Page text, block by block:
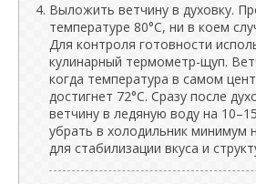
Выложить ветчину в духовку.
температуре 80°C, ни в коем
Для контроля готовности
кулинарный термометр-щуп.
когда температура в самом
достигнет 72°C. Сразу после
ветчину в ледяную воду на
убрать в холодильник минимум
для стабилизации вкуса и